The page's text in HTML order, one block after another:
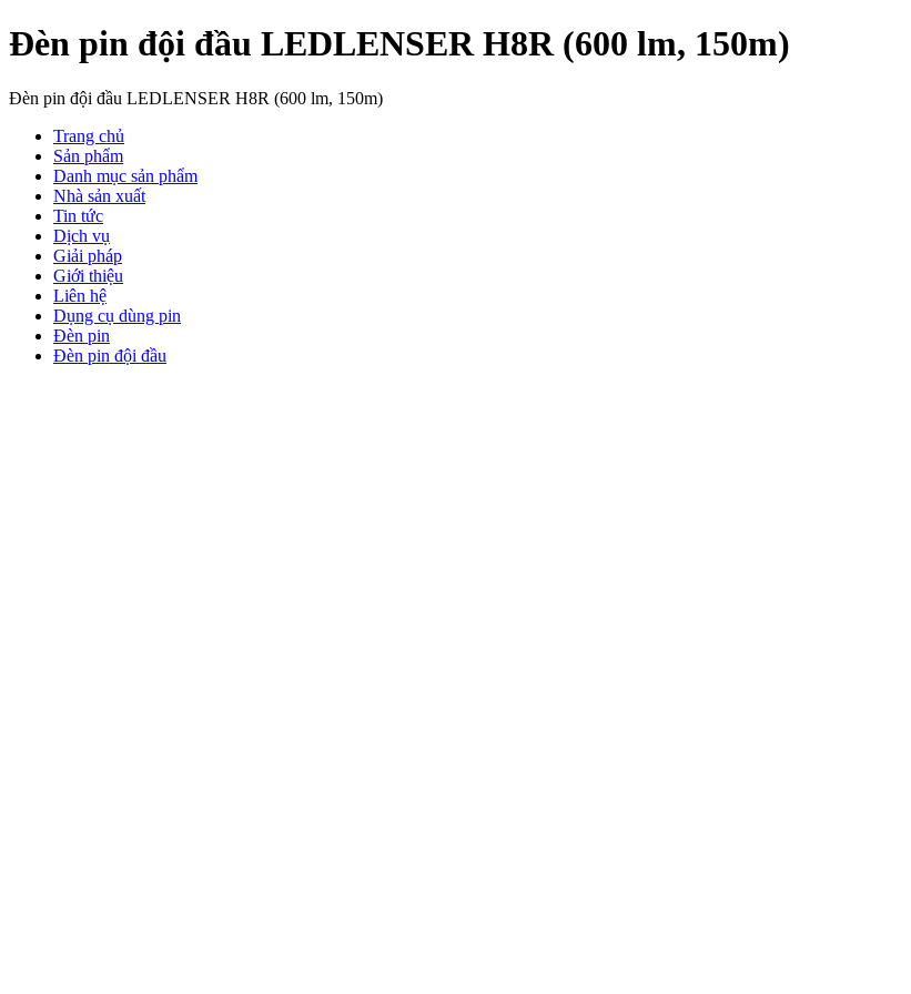
Đèn pin đội đầu LEDLENSER H8R (600 lm, 150m)
Đèn pin đội đầu LEDLENSER H8R (600 lm, 150m)
Trang chủ
Sản phẩm
Danh mục sản phẩm
Nhà sản xuất
Tin tức
Dịch vụ
Giải pháp
Giới thiệu
Liên hệ
Dụng cụ dùng pin
Đèn pin
Đèn pin đội đầu